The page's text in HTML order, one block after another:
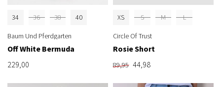
34 36 38 40
Baum Und Pferdgarten
Off White Bermuda
229,00
XS S M L
Circle Of Trust
Rosie Short
89,95 44,98